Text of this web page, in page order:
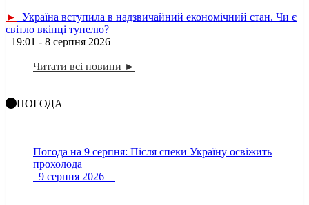
►
Україна вступила в надзвичайний економічний стан. Чи є
світло вкінці тунелю?
19:01 - 8 серпня 2026
Читати всі новини ►
ПОГОДА
Погода на 9 серпня: Після спеки Україну освіжить
прохолода
9 серпня 2026